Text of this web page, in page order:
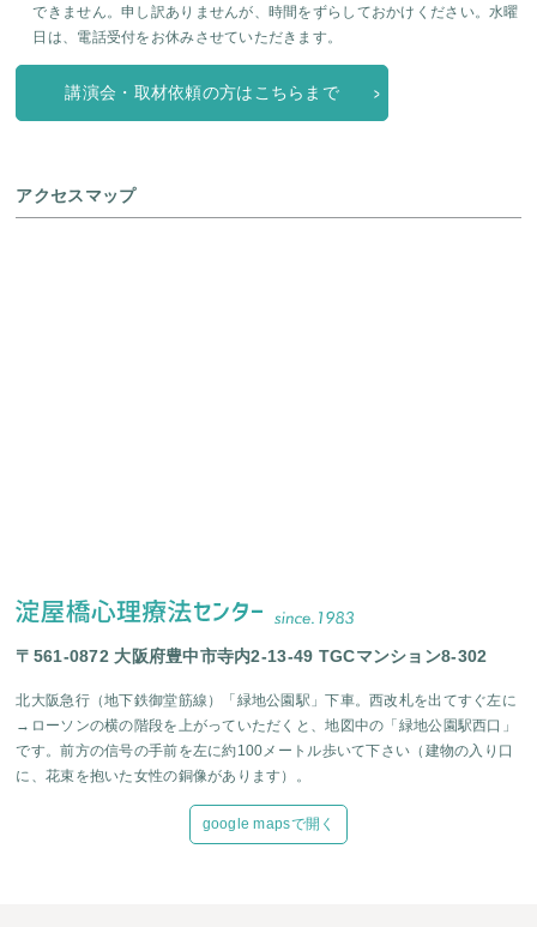
できません。申し訳ありませんが、時間をずらしておかけください。水曜
日は、電話受付をお休みさせていただきます。
講演会・取材依頼の方はこちらまで
アクセスマップ
〒561-0872 大阪府豊中市寺内2-13-49 TGCマンション8-302
北大阪急行（地下鉄御堂筋線）「緑地公園駅」下車。西改札を出てすぐ左に
→ローソンの横の階段を上がっていただくと、地図中の「緑地公園駅西口」
です。前方の信号の手前を左に約100メートル歩いて下さい（建物の入り口
に、花束を抱いた女性の銅像があります）。
google mapsで開く